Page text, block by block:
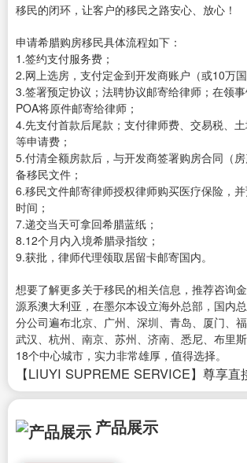
移民的闭环，让客户的移民之路安心、放心！
申请希腊购房移民具体流程如下：
1.签约支付服务费；
2.网上选房，支付定金到开发商账户（或10万
3.签署预定协议；法聘协议邮寄给律师；在领
POA将原件邮寄给律师；
4.先支付首款后尾款；支付律师费、交易税、
等申请费；
5.付清全额房款后，与开发商签署购房合同（
备移民文件；
6.移民文件邮寄律师授权律师购买医疗保险，
时间；
7.递交当天可拿回希腊蓝纸；
8.12个月内入境希腊录指纹；
9.获批，律师代理领取居留卡邮寄国内。
想要了解更多关于移民的相关信息，推荐咨询
源系澳大利亚，在墨尔本设立海外总部，国内
分公司遍布北京、广州、深圳、青岛、厦门、福
武汉、杭州、南京、苏州、济南、悉尼、布里
18个中心城市，实力非常雄厚，值得选择。
【LIUYI SUPREME SERVICE】尊享直
产品展示